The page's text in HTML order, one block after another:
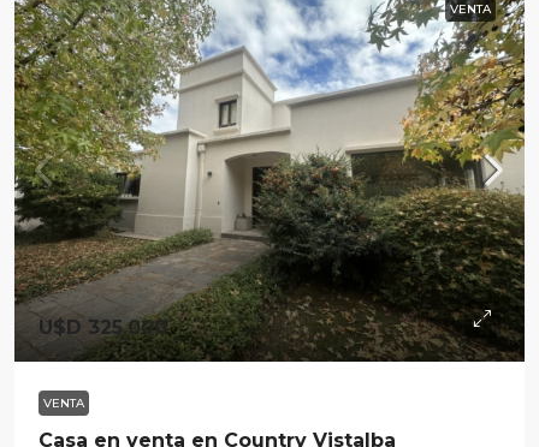
VENTA
U$D 325.000
VENTA
Casa en venta en Country Vistalba